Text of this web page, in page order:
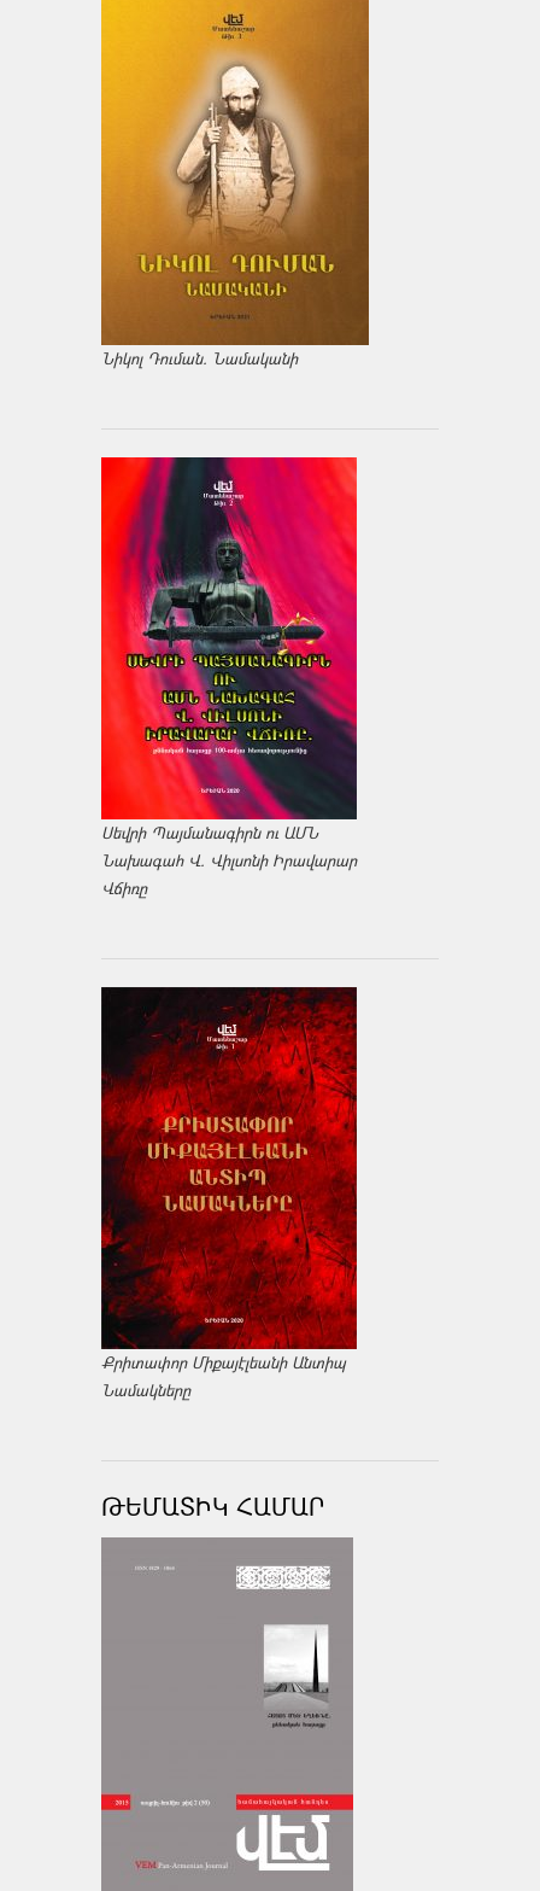
Նիկոլ Դուման. Նամականի
Սեվրի Պայմանագիրն ու ԱՄՆ
Նախագահ Վ. Վիլսոնի Իրավարար
Վճիռը
Քրիտափոր Միքայէլեանի Անտիպ
Նամակները
ԹԵՄԱՏԻԿ ՀԱՄԱՐ